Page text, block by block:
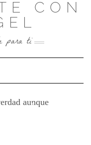
CON
para ti
Navigation